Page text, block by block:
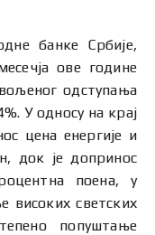
банке Србије,
ове године
одступања
У односу на крај
цена енергије и
док је допринос
поена, у
високих светских
попуштање